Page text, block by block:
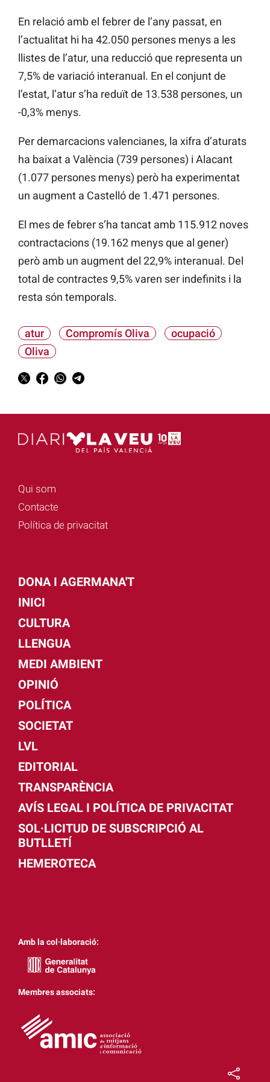
En relació amb el febrer de l’any passat, en
l’actualitat hi ha 42.050 persones menys a les
llistes de l’atur, una reducció que representa un
7,5% de variació interanual. En el conjunt de
l’estat, l’atur s’ha reduït de 13.538 persones, un
-0,3% menys.
Per demarcacions valencianes, la xifra d’aturats
ha baixat a València (739 persones) i Alacant
(1.077 persones menys) però ha experimentat
un augment a Castelló de 1.471 persones.
El mes de febrer s’ha tancat amb 115.912 noves
contractacions (19.162 menys que al gener)
però amb un augment del 22,9% interanual. Del
total de contractes 9,5% varen ser indefinits i la
resta són temporals.
atur Compromís Oliva
ocupació
Oliva
Qui som
Contacte
Política de privacitat
DONA I AGERMANA'T
INICI
CULTURA
LLENGUA
MEDI AMBIENT
OPINIÓ
POLÍTICA
SOCIETAT
LVL
EDITORIAL
TRANSPARÈNCIA
AVÍS LEGAL I POLÍTICA DE PRIVACITAT
SOL·LICITUD DE SUBSCRIPCIÓ AL
BUTLLETÍ
HEMEROTECA
Amb la col·laboració:
Membres associats: